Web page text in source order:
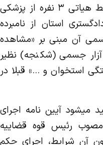
است، طی هفته گذشته نیز توسط هیاتی ۳ نفره از پزشکی
استان از نامبرده
آن مبنی بر «مشاهده
جسمی (شکنجه) نظیر
استخوان و …» قبلا در
میشود آیین نامه اجرای
رئیس قوه قضاییه
آن شرایط، اجرای حکم